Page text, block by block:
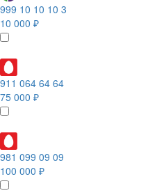
999 10 10 10 3
10 000 ₽
911 064 64 64
75 000 ₽
981 099 09 09
100 000 ₽